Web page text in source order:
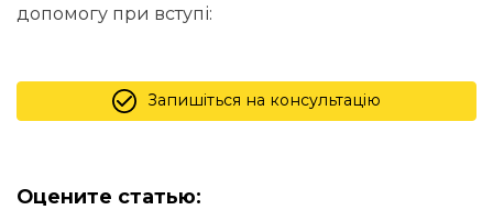
допомогу при вступі:
Запишіться на консультацію
Оцените статью: